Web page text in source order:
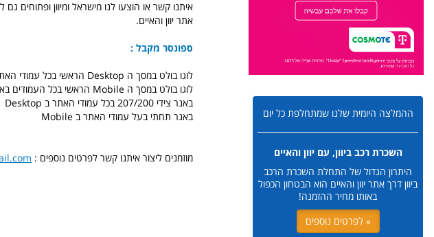
ההמלצה היומית שלנו שמתחלפת כל יום
השכרת רכב ביוון, עם יוון והאיים
היתרון הגדול של התחלת השכרת הרכב
ביוון דרך אתר יוון והאיים הוא הבטחון הכפול
באותו מחיר ההזמנה!
» לפרטים נוספים
אתר יוון והאיים.
ספונסר מקבל :
לוגו בולט במסך ה Desktop הראשי בכל עמודי האתר.
לוגו בולט במסך ה Mobile הראשי בכל העמודים באתר.
באנר צידי 207/200 בכל עמודי האתר ב Desktop
באנר תחתי בעל עמודי האתר ב Mobile
מוזמנים ליצור איתנו קשר לפרטים נוספים :